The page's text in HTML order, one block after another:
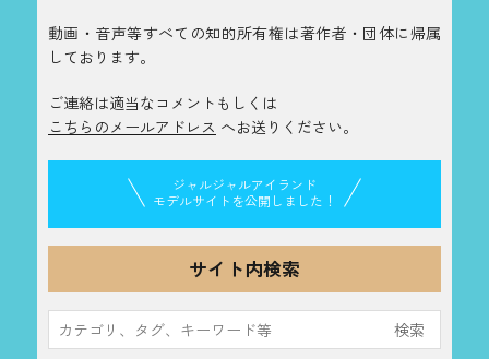
動画・音声等すべての知的所有権は著作者・団体に帰属
しております。
ご連絡は適当なコメントもしくは
こちらのメールアドレス へお送りください。
ジャルジャルアイランド
モデルサイトを公開しました！
サイト内検索
索: